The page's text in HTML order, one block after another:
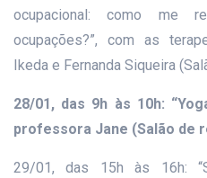
ocupacional: como me
ocupações?”, com as
Ikeda e Fernanda Siqueira
28/01, das 9h às 10h:
professora Jane (Salão de
29/01, das 15h às 16h: